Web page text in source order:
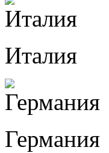
Италия
Германия